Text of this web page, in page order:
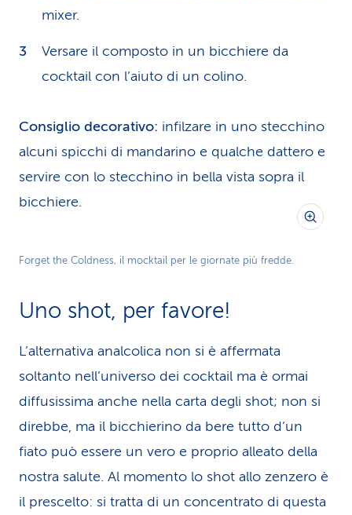
mixer.
Versare il composto in un bicchiere da
cocktail con l’aiuto di un colino.
Consiglio decorativo: infilzare in uno stecchino
alcuni spicchi di mandarino e qualche dattero e
servire con lo stecchino in bella vista sopra il
bicchiere.
Forget the Coldness, il mocktail per le giornate più fredde.
Uno shot, per favore!
L’alternativa analcolica non si è affermata
soltanto nell’universo dei cocktail ma è ormai
diffusissima anche nella carta degli shot; non si
direbbe, ma il bicchierino da bere tutto d’un
fiato può essere un vero e proprio alleato della
nostra salute. Al momento lo shot allo zenzero è
il prescelto: si tratta di un concentrato di questa